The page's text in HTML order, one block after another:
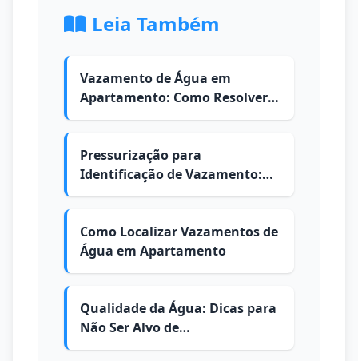
Leia Também
Vazamento de Água em
Apartamento: Como Resolver e
Quem Paga
Pressurização para
Identificação de Vazamento:
Como é Feita
Como Localizar Vazamentos de
Água em Apartamento
Qualidade da Água: Dicas para
Não Ser Alvo de
Contaminações